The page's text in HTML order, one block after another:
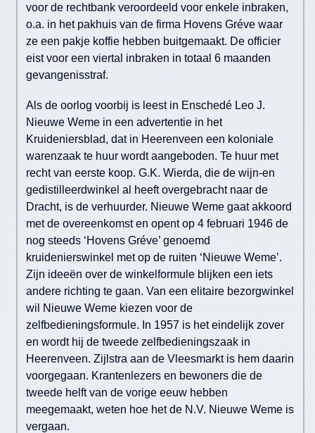
voor de rechtbank veroordeeld voor enkele inbraken,
o.a. in het pakhuis van de firma Hovens Gréve waar
ze een pakje koffie hebben buitgemaakt. De officier
eist voor een viertal inbraken in totaal 6 maanden
gevangenisstraf.
Als de oorlog voorbij is leest in Enschedé Leo J.
Nieuwe Weme in een advertentie in het
Kruideniersblad, dat in Heerenveen een koloniale
warenzaak te huur wordt aangeboden. Te huur met
recht van eerste koop. G.K. Wierda, die de wijn-en
gedistilleerdwinkel al heeft overgebracht naar de
Dracht, is de verhuurder. Nieuwe Weme gaat akkoord
met de overeenkomst en opent op 4 februari 1946 de
nog steeds ‘Hovens Gréve’ genoemd
kruidenierswinkel met op de ruiten ‘Nieuwe Weme’.
Zijn ideeën over de winkelformule blijken een iets
andere richting te gaan. Van een elitaire bezorgwinkel
wil Nieuwe Weme kiezen voor de
zelfbedieningsformule. In 1957 is het eindelijk zover
en wordt hij de tweede zelfbedieningszaak in
Heerenveen. Zijlstra aan de Vleesmarkt is hem daarin
voorgegaan. Krantenlezers en bewoners die de
tweede helft van de vorige eeuw hebben
meegemaakt, weten hoe het de N.V. Nieuwe Weme is
vergaan.